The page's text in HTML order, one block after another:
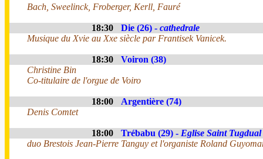
Bach, Sweelinck, Froberger, Kerll, Fauré
18:30 Die (26) - cathedrale
Musique du Xvie au Xxe siècle par Frantisek Vanicek.
18:30
Voiron (38)
Christine Bin
Co-titulaire de l'orgue de Voiro
18:00
Argentière (74)
Denis Comtet
18:00 Trébabu (29) - Eglise Saint Tugdual
duo Brestois Jean-Pierre Tanguy et l'organiste Roland